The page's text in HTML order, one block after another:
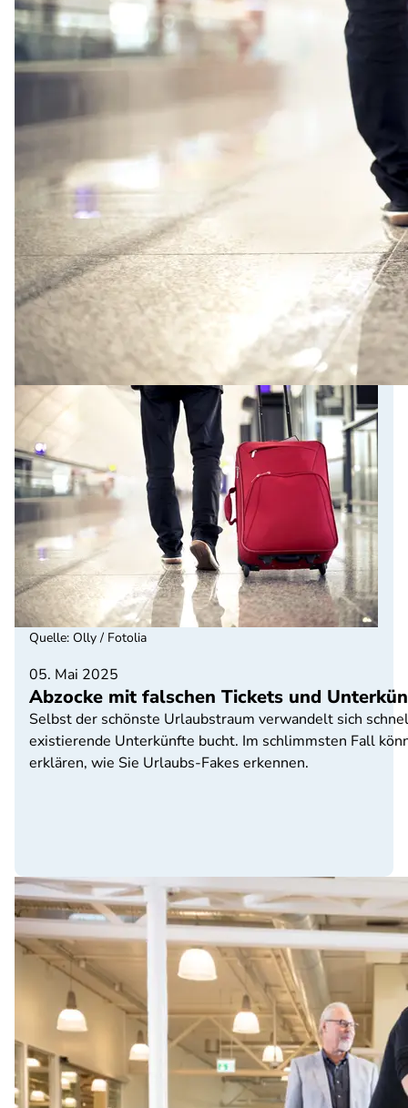
05. Mai 2025
Abzocke mit falschen Tickets und
Selbst der schönste Urlaubstraum verwandelt sich
existierende Unterkünfte bucht. Im schlimmsten Fall
erklären, wie Sie Urlaubs-Fakes erkennen.
Quelle: Olly / Fotolia